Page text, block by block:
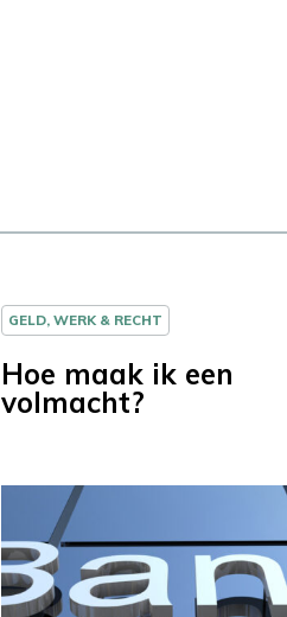
GELD, WERK & RECHT
Hoe maak ik een
volmacht?